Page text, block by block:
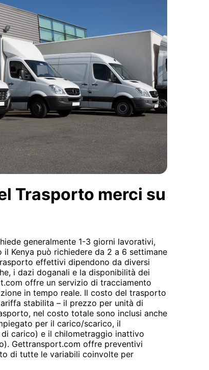
Trasporto merci su
generalmente 1-3 giorni lavorativi,
Kenya può richiedere da 2 a 6 settimane
effettivi dipendono da diversi
i dazi doganali e la disponibilità dei
offre un servizio di tracciamento
in tempo reale. Il costo del trasporto
stabilita – il prezzo per unità di
nel costo totale sono inclusi anche
per il carico/scarico, il
carico) e il chilometraggio inattivo
Gettransport.com offre preventivi
di tutte le variabili coinvolte per